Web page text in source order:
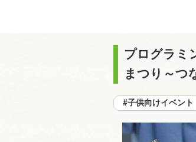
プログラミ
まつり～つ
#子供向けイベント